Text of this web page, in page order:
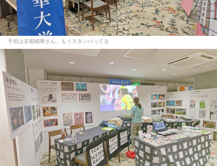
手前は京都精華さん。もうスタンバってる